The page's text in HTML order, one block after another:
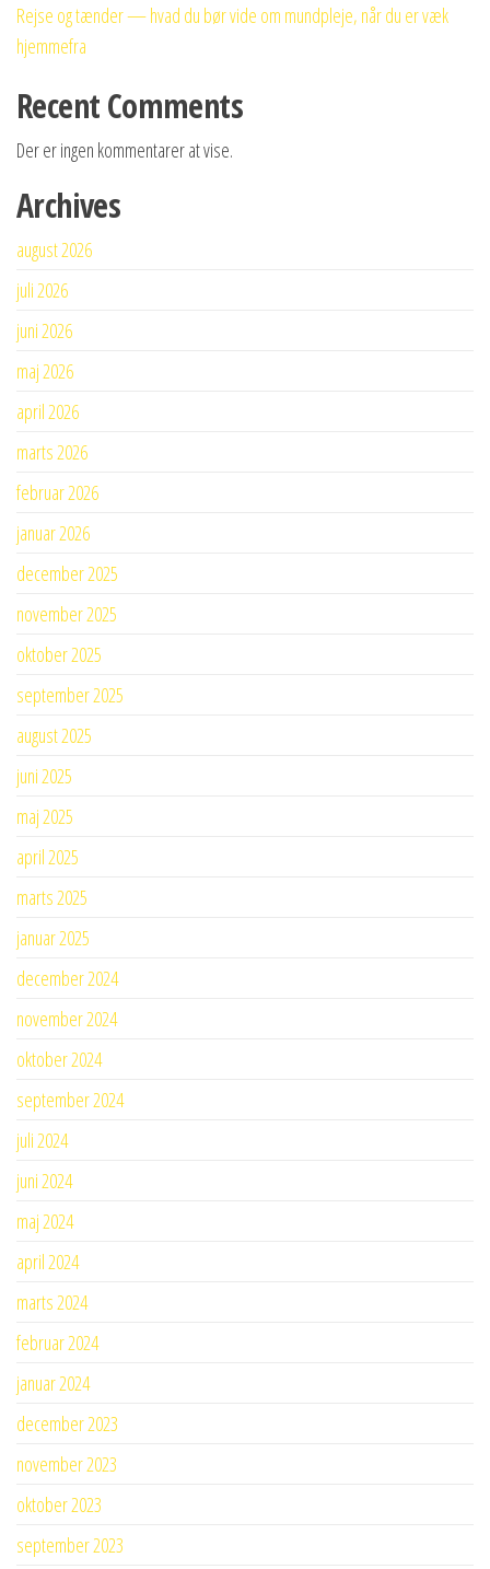
Rejse og tænder — hvad du bør vide om mundpleje, når du er væk
hjemmefra
Recent Comments
Der er ingen kommentarer at vise.
Archives
august 2026
juli 2026
juni 2026
maj 2026
april 2026
marts 2026
februar 2026
januar 2026
december 2025
november 2025
oktober 2025
september 2025
august 2025
juni 2025
maj 2025
april 2025
marts 2025
januar 2025
december 2024
november 2024
oktober 2024
september 2024
juli 2024
juni 2024
maj 2024
april 2024
marts 2024
februar 2024
januar 2024
december 2023
november 2023
oktober 2023
september 2023